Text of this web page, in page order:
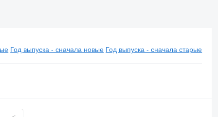
Год выпуска - сначала новые Год выпуска - сначала старые